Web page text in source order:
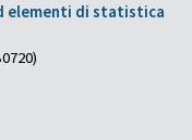
elementi di statistica